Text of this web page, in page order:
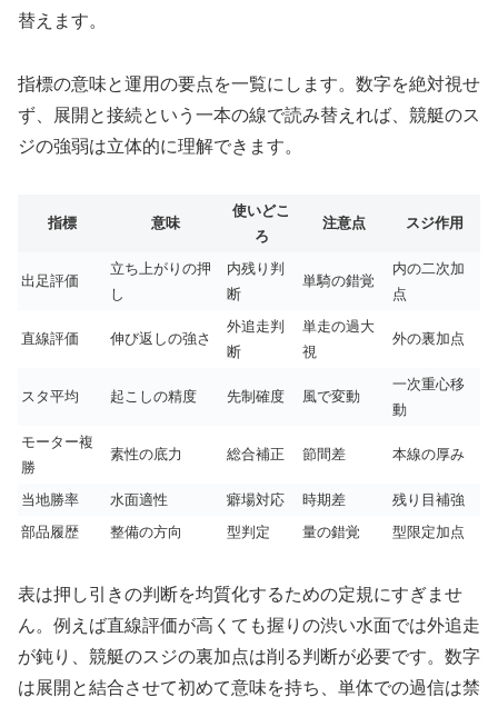
替えます。
指標の意味と運用の要点を一覧にします。数字を絶対視せ
ず、展開と接続という一本の線で読み替えれば、競艇のス
ジの強弱は立体的に理解できます。
指標 意味
使いどこ
ろ
注意点 スジ作用
出足評価
立ち上がりの押
し
内残り判
断
単騎の錯覚
内の二次加
点
直線評価 伸び返しの強さ
外追走判
断
単走の過大
視
外の裏加点
スタ平均 起こしの精度 先制確度 風で変動
一次重心移
動
モーター複
勝
素性の底力 総合補正 節間差 本線の厚み
当地勝率 水面適性 癖場対応 時期差
残り目補強
部品履歴
整備の方向 型判定 量の錯覚 型限定加点
表は押し引きの判断を均質化するための定規にすぎませ
ん。例えば直線評価が高くても握りの渋い水面では外追走
が鈍り、競艇のスジの裏加点は削る判断が必要です。数字
は展開と結合させて初めて意味を持ち、単体での過信は禁